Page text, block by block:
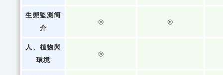
生態監測簡
介
◎ ◎
人、植物與
環境
◎